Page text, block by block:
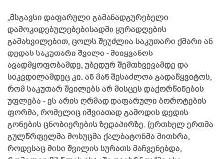
„მსგავსი დაფარული გამანადგურებელი
დამოკიდებულებებისადმი ყურადღების
გამახვილებით, ცოლს შეუძლია საკუთარი ქმარი ან
დედას საკუთარი შვილი - მიიყვანოს
ავადმყოფობამდე, უბედურ შემთხვევამდე და
სიკვდილამდეც კი. ან მან შესაძლოა გადაწყვიტოს,
რომ საკუთარ შვილებს არ მისცეს დაქორწინების
უფლება - ეს არის ღრმად დაფარული ბოროტების
ფორმა, რომელიც იშვიათად გამოდის დედის
გონების ცნობიერების ზედაპირზე. (ერთხელ ერთმა
გულწრფელმა მოხუცმა ქალბატონმა მითხრა,
როდესაც მისი შვილის სურათს მაჩვენებდა,